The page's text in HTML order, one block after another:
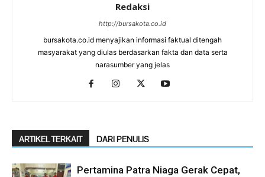
Redaksi
http://bursakota.co.id
bursakota.co.id menyajikan informasi faktual ditengah
masyarakat yang diulas berdasarkan fakta dan data serta
narasumber yang jelas
ARTIKEL TERKAIT DARI PENULIS
Pertamina Patra Niaga Gerak Cepat,